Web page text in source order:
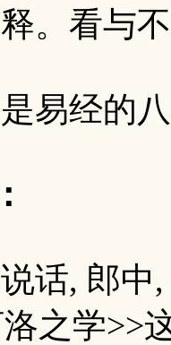
。看与
易经的
话, 郎中
之学>>